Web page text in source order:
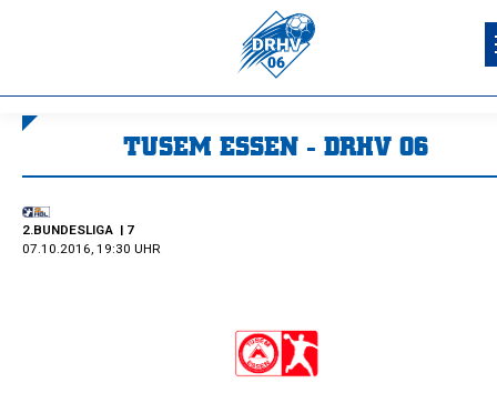
TUSEM ESSEN - DRHV 06
2.BUNDESLIGA | 7
07.10.2016, 19:30 UHR